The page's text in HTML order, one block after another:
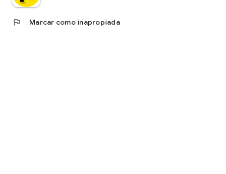
flag Marcar como inapropiada